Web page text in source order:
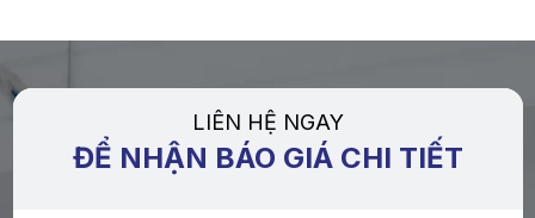
LIÊN HỆ NGAY
ĐỂ NHẬN BÁO GIÁ CHI TIẾT